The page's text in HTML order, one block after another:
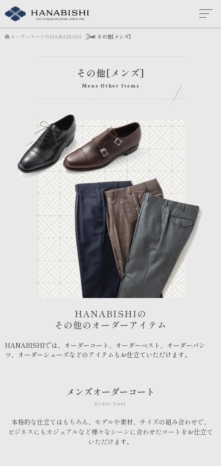
オーダースーツのHANABISHI その他[メンズ]
その他[メンズ]
Mens Other Items
HANABISHIの
その他のオーダーアイテム
HANABISHIでは、オーダーコート、オーダーベスト、オーダーパン
ツ、オーダーシューズなどのアイテムもお仕立ていただけます。
メンズオーダーコート
Order Coat
本格的な仕立てはもちろん、モデルや素材、サイズの組み合わせで、
ビジネスにもカジュアルなど様々なシーンに合わせたコートをお仕立て
いただけます。